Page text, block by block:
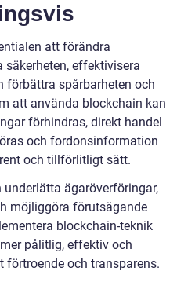
att förändra
effektivisera
förbättra spårbarheten och
att använda blockchain kan
förhindras, direkt handel
och fordonsinformation
och tillförlitligt sätt.
ägaröverföringar,
möjliggöra förutsägande
blockchain-teknik
pålitlig, effektiv och
förtroende och transparens.